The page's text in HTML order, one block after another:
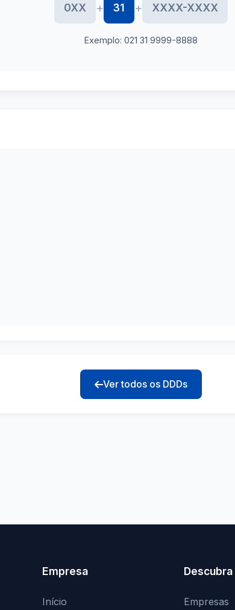
0XX + 31 + XXXX-XXXX
Exemplo: 021 31 9999-8888
Ver todos os DDDs
Empresa
Início
Descubra
Empresas